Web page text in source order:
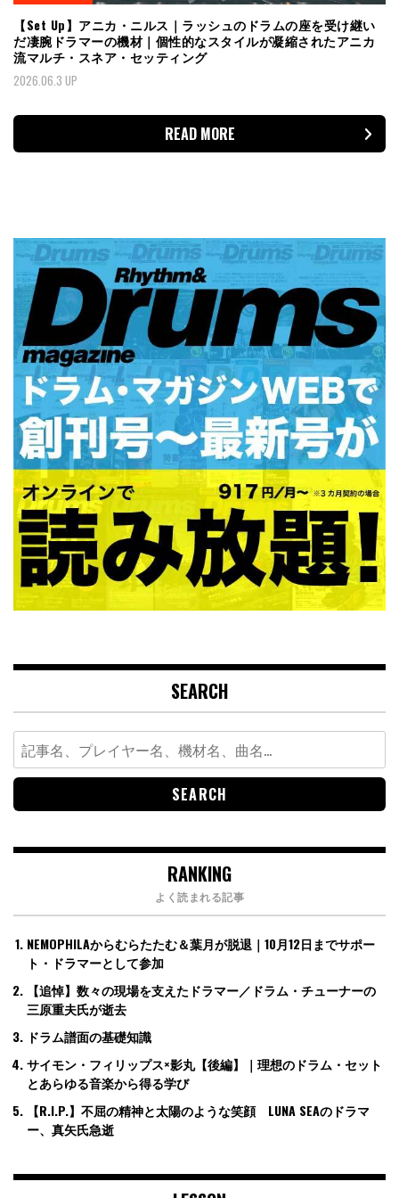
【Set Up】アニカ・ニルス｜ラッシュのドラムの座を受け継い
だ凄腕ドラマーの機材｜個性的なスタイルが凝縮されたアニカ
流マルチ・スネア・セッティング
2026.06.3 UP
READ MORE
SEARCH
Search
for:
RANKING
よく読まれる記事
NEMOPHILAからむらたたむ＆葉月が脱退｜10月12日までサポー
ト・ドラマーとして参加
【追悼】数々の現場を支えたドラマー／ドラム・チューナーの
三原重夫氏が逝去
ドラム譜面の基礎知識
サイモン・フィリップス×影丸【後編】｜理想のドラム・セット
とあらゆる音楽から得る学び
【R.I.P.】不屈の精神と太陽のような笑顔 LUNA SEAのドラマ
ー、真矢氏急逝